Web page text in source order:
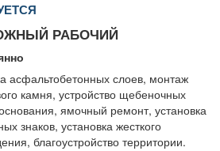
Проекты
РАБОЧИЙ
асфальтобетонных слоев, монтаж
камня, устройство щебеночных
ямочный ремонт, установка
знаков, установка жесткого
благоустройство территории.